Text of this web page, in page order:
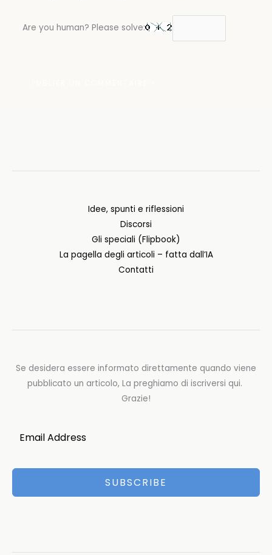
Are you human? Please solve:
Idee, spunti e riflessioni
Discorsi
Gli speciali (Flipbook)
La pagella degli articoli – fatta dall’IA
Contatti
Se desidera essere informato direttamente quando viene
pubblicato un articolo, La preghiamo di iscriversi qui.
Grazie!
SUBSCRIBE